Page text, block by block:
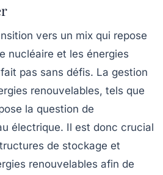
vers un mix qui repose
nucléaire et les énergies
pas sans défis. La gestion
renouvelables, tels que
la question de
électrique. Il est donc crucial
de stockage et
renouvelables afin de